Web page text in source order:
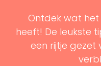
Ontdek wat het
heeft! De leukste
een rijtje gezet